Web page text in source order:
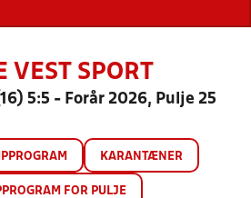
VEST SPORT
5:5 - Forår 2026, Pulje 25
KARANTÆNER
FOR PULJE